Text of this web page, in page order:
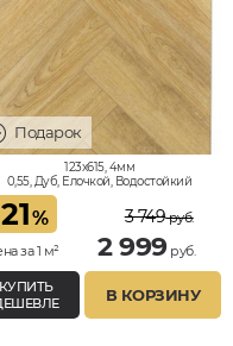
123x615, 4мм
0,55, Дуб, Елочкой, Водостойкий
21%
за 1 м²
3 749руб.
2 999руб.
КУПИТЬ
В КОРЗИНУ